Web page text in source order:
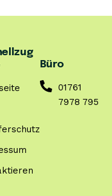
Büro
01761
7978 795